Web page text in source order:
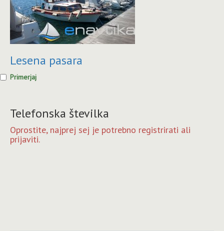
Lesena pasara
Primerjaj
Telefonska številka
Oprostite, najprej sej je potrebno registrirati ali
prijaviti.